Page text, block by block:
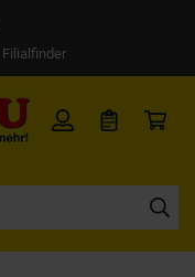
Filialfinder